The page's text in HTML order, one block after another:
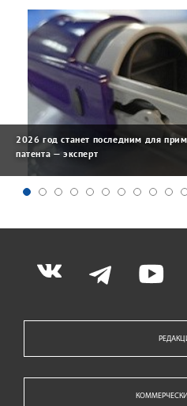
2026 год станет последним для
патента — эксперт